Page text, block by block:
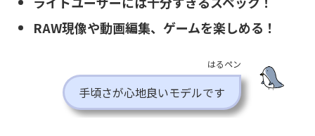
RAW現像や動画編集、ゲームを楽しめる！
はるペン
手頃さが心地良いモデルです